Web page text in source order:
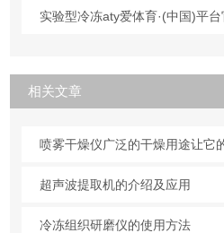
实验型冷冻aty爱体育·(中国)平
相关文章
喷雾干燥仪广泛的干燥用途让它
超声波提取机的介绍及应用
冷冻组织研磨仪的使用方法